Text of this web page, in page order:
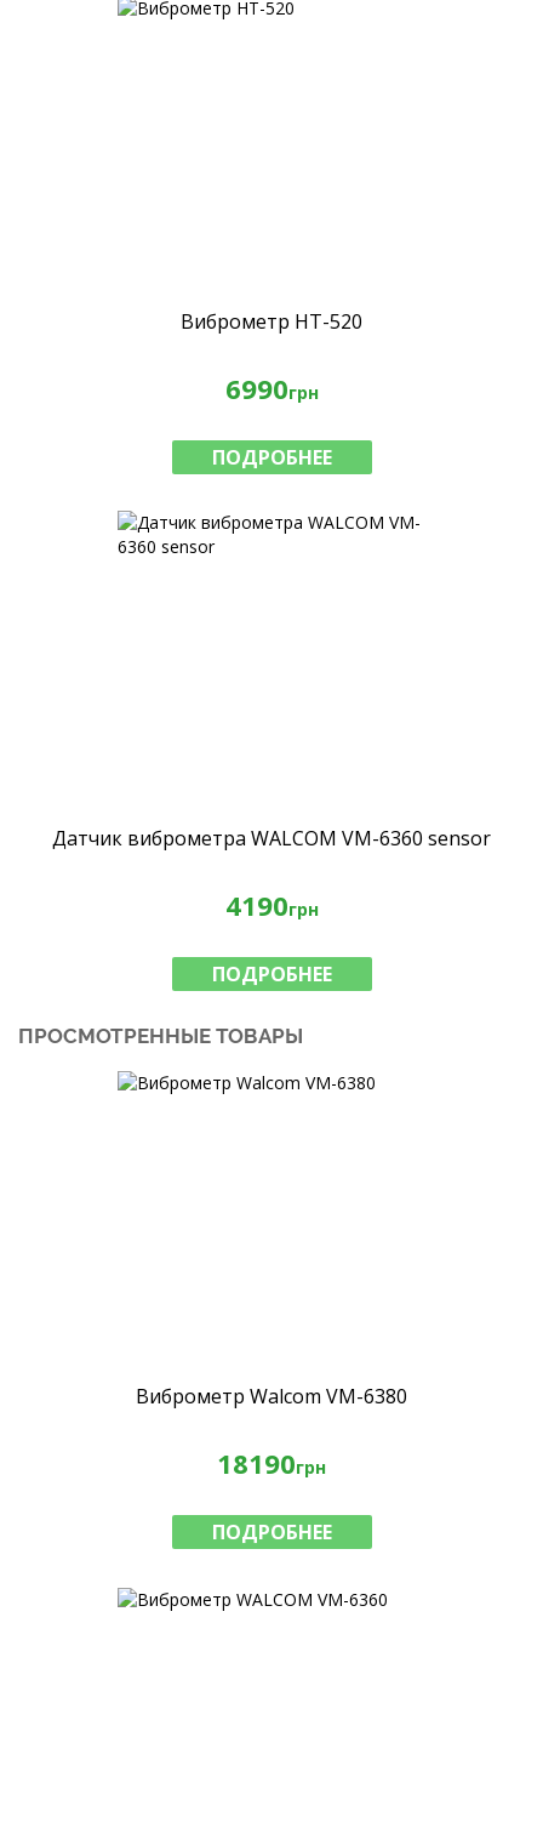
Виброметр HT-520
6990грн
ПОДРОБНЕЕ
Датчик виброметра WALCOM VM-6360 sensor
4190грн
ПОДРОБНЕЕ
ПРОСМОТРЕННЫЕ ТОВАРЫ
Виброметр Walcom VM-6380
18190грн
ПОДРОБНЕЕ